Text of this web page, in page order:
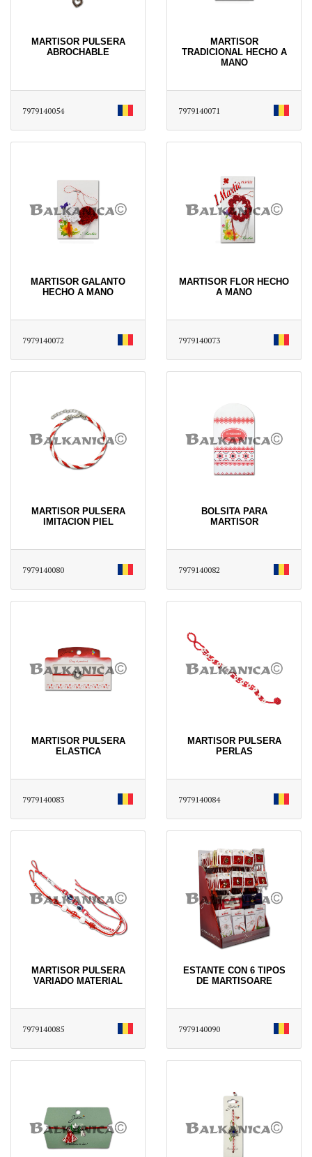
MARTISOR PULSERA
ABROCHABLE
7979140054
MARTISOR
TRADICIONAL HECHO A
MANO
7979140071
MARTISOR GALANTO
HECHO A MANO
7979140072
MARTISOR FLOR HECHO
A MANO
7979140073
MARTISOR PULSERA
IMITACION PIEL
7979140080
BOLSITA PARA
MARTISOR
7979140082
MARTISOR PULSERA
ELASTICA
7979140083
MARTISOR PULSERA
PERLAS
7979140084
MARTISOR PULSERA
VARIADO MATERIAL
7979140085
ESTANTE CON 6 TIPOS
DE MARTISOARE
7979140090